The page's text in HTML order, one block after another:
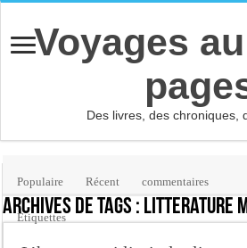
Voyages
Des livres, des chroniques,
Archives de tags : littérature
Populaire Récent commentaires
Etiquettes